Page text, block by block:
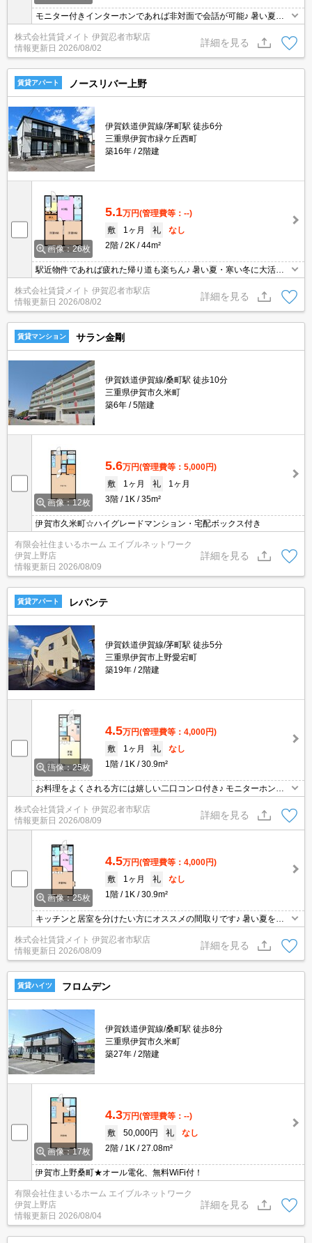
モニター付きインターホンであれば非対面で会話が可能♪ 暑い夏・
寒い冬に大活躍のエアコン♪エアコン付き物件ならオールシーズン快
適に過ごせます◎
株式会社賃貸メイト 伊賀忍者市駅店
情報更新日 2026/08/02
詳細を見る
賃貸アパート ノースリバー上野
伊賀鉄道伊賀線/茅町駅 徒歩6分
三重県伊賀市緑ケ丘西町
築16年
2階建
画像：26枚
5.1万円(管理費等：--)
敷
1ヶ月 礼
なし
2階
2K 44m²
駅近物件であれば疲れた帰り道も楽ちん♪ 暑い夏・寒い冬に大活躍
のエアコン♪エアコン付き物件ならオールシーズン快適に過ごせます
◎
株式会社賃貸メイト 伊賀忍者市駅店
情報更新日 2026/08/02
詳細を見る
賃貸マンション サラン金剛
伊賀鉄道伊賀線/桑町駅 徒歩10分
三重県伊賀市久米町
築6年
5階建
画像：12枚
5.6万円(管理費等：5,000円)
敷
1ヶ月 礼
1ヶ月
3階
1K 35m²
伊賀市久米町☆ハイグレードマンション・宅配ボックス付き
有限会社住まいるホーム エイブルネットワーク
伊賀上野店
情報更新日 2026/08/09
詳細を見る
賃貸アパート レバンテ
伊賀鉄道伊賀線/茅町駅 徒歩5分
三重県伊賀市上野愛宕町
築19年
2階建
画像：25枚
4.5万円(管理費等：4,000円)
敷
1ヶ月 礼
なし
1階
1K 30.9m²
お料理をよくされる方には嬉しい二口コンロ付き♪ モニターホン付
きのお部屋です。お部屋から訪問者を確認できるので、セキュリテ
ィ面はもちろん、知らない人やセールスに対応する必要もありませ
ん。
株式会社賃貸メイト 伊賀忍者市駅店
情報更新日 2026/08/09
詳細を見る
画像：25枚
4.5万円(管理費等：4,000円)
敷
1ヶ月 礼
なし
1階
1K 30.9m²
キッチンと居室を分けたい方にオススメの間取りです♪ 暑い夏を乗
り切るには必須のエアコン付き物件です♪初期設置がされているお部
屋なら、追加の費用も削減できます◎
株式会社賃貸メイト 伊賀忍者市駅店
情報更新日 2026/08/09
詳細を見る
賃貸ハイツ フロムデン
伊賀鉄道伊賀線/桑町駅 徒歩8分
三重県伊賀市久米町
築27年
2階建
画像：17枚
4.3万円(管理費等：--)
敷
50,000円 礼
なし
2階
1K 27.08m²
伊賀市上野桑町★オール電化、無料WiFi付！
有限会社住まいるホーム エイブルネットワーク
伊賀上野店
情報更新日 2026/08/04
詳細を見る